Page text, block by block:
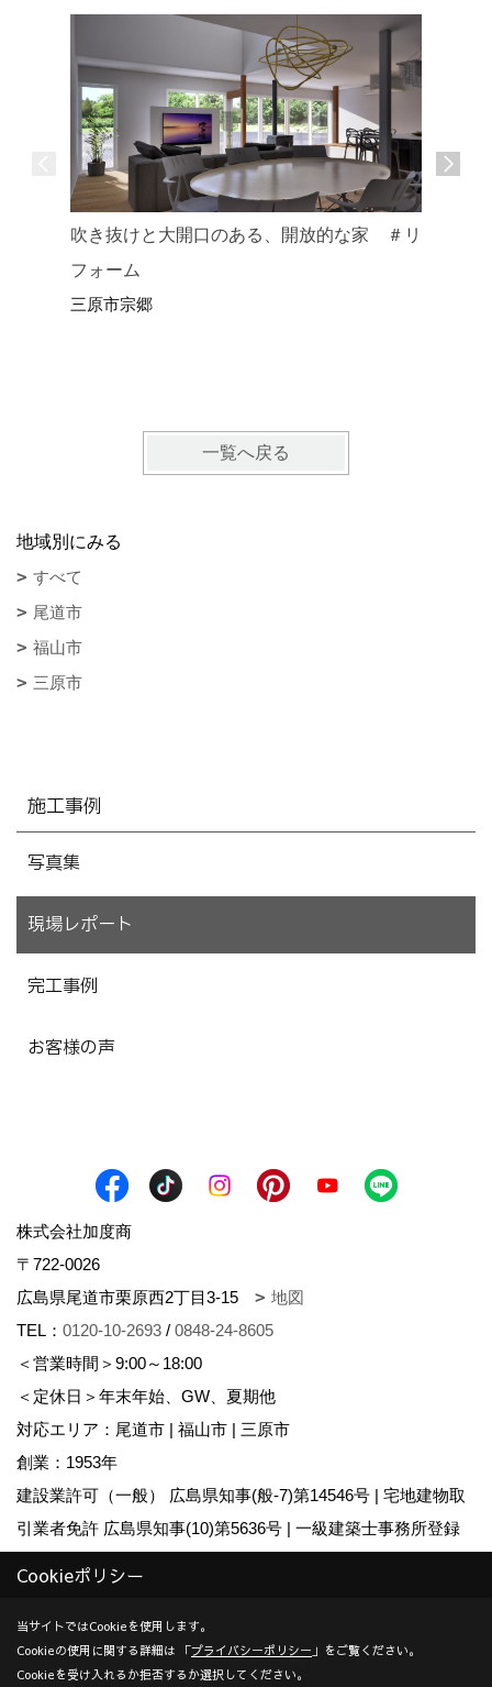
吹き抜けと大開口のある、開放的な家 ＃リ
フォーム
三原市宗郷
一覧へ戻る
地域別にみる
すべて
尾道市
福山市
三原市
施工事例
写真集
現場レポート
完工事例
お客様の声
株式会社加度商
〒722-0026
広島県尾道市栗原西2丁目3-15
地図
TEL： 0120-10-2693 / 0848-24-8605
＜営業時間＞9:00～18:00
＜定休日＞年末年始、GW、夏期他
対応エリア：尾道市 | 福山市 | 三原市
創業：1953年
建設業許可（一般） 広島県知事(般-7)第14546号 | 宅地建物取
引業者免許 広島県知事(10)第5636号 | 一級建築士事務所登録
Copyright (c) KADOSHO. All Rights Reserved.
Produced byゴデスクリエイト
Cookieポリシー
当サイトではCookieを使用します。
Cookieの使用に関する詳細は 「プライバシーポリシー 」をご覧ください。
Cookieを受け入れるか拒否するか選択してください。